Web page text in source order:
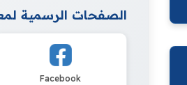
الصفحات الرسمية
Facebook